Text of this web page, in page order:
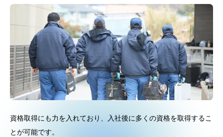
資格取得にも力を入れており、入社後に多くの資格を取得するこ
とが可能です。